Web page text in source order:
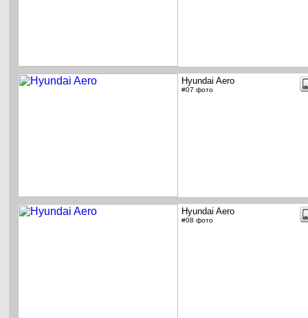
Hyundai Aero
#07 фото
Hyundai Aero
#08 фото